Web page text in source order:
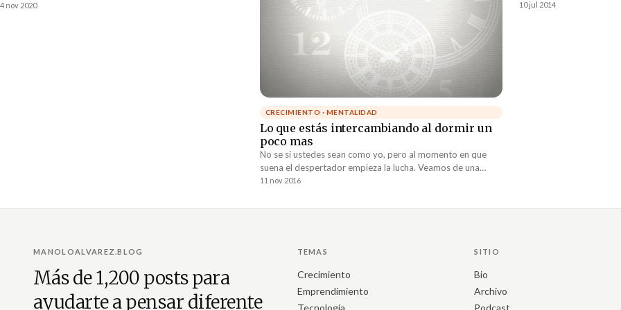
está dejando cambiar.
4 nov 2020
CRECIMIENTO · MENTALIDAD
Lo que estás intercambiando al dormir un
poco mas
No se si ustedes sean como yo, pero al momento en que
suena el despertador empieza la lucha. Veamos de una
manera un poco mas detallada que está en la balanza....
11 nov 2016
Autobiographical
10 jul 2014
MANOLOALVAREZ.BLOG
Más de 1,200 posts para
ayudarte a pensar diferente
TEMAS
Crecimiento
Emprendimiento
Tecnología
SITIO
Bio
Archivo
Podcast